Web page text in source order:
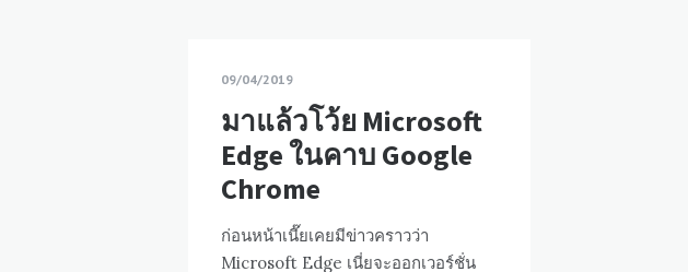
09/04/2019
มาแล้วโว้ย Microsoft
Edge ในคาบ Google
Chrome
ก่อนหน้าเนี๊ยเคยมีข่าวคราวว่า
Microsoft Edge เนี่ยจะออกเวอร์ชั่น